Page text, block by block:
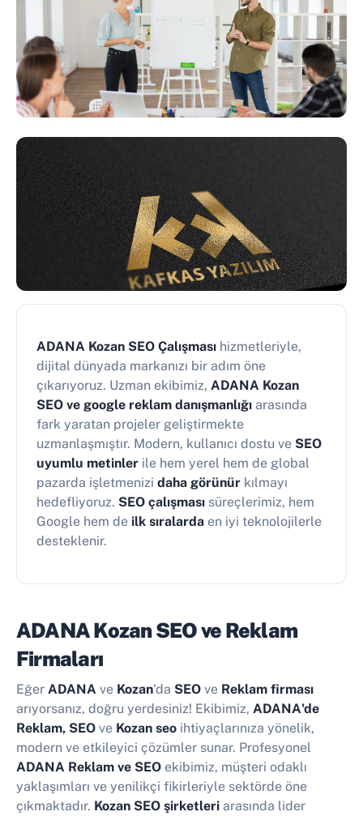
ADANA Kozan SEO Çalışması hizmetleriyle,
dijital dünyada markanızı bir adım öne
çıkarıyoruz. Uzman ekibimiz, ADANA Kozan
SEO ve google reklam danışmanlığı arasında
fark yaratan projeler geliştirmekte
uzmanlaşmıştır. Modern, kullanıcı dostu ve SEO
uyumlu metinler ile hem yerel hem de global
pazarda işletmenizi daha görünür kılmayı
hedefliyoruz. SEO çalışması süreçlerimiz, hem
Google hem de ilk sıralarda en iyi teknolojilerle
desteklenir.
ADANA Kozan SEO ve Reklam
Firmaları
Eğer ADANA ve Kozan'da SEO ve Reklam firması
arıyorsanız, doğru yerdesiniz! Ekibimiz, ADANA'de
Reklam, SEO ve Kozan seo ihtiyaçlarınıza yönelik,
modern ve etkileyici çözümler sunar. Profesyonel
ADANA Reklam ve SEO ekibimiz, müşteri odaklı
yaklaşımları ve yenilikçi fikirleriyle sektörde öne
çıkmaktadır. Kozan SEO şirketleri arasında lider